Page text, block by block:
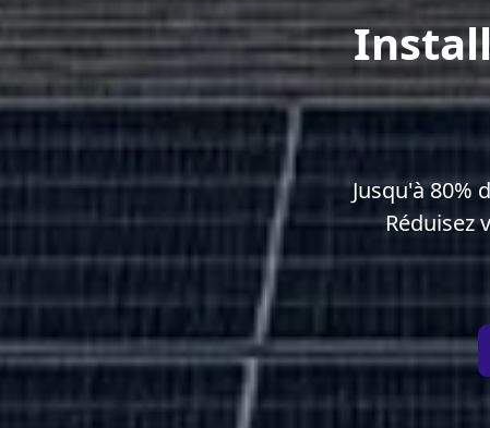
Jusqu'à 80%
Réduisez